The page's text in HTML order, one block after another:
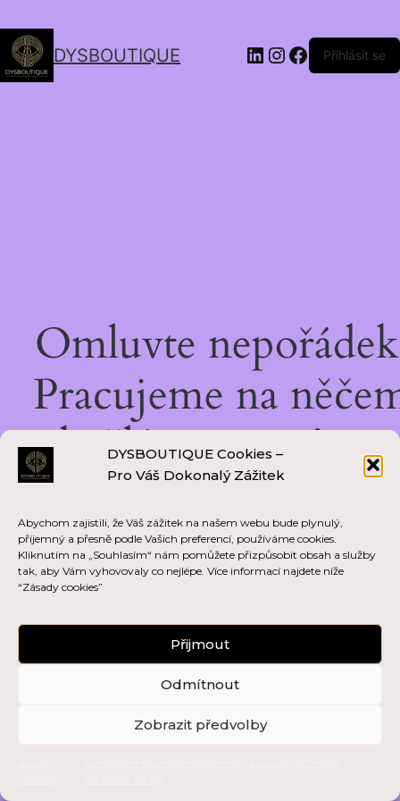
DYSBOUTIQUE Cookies –
Pro Váš Dokonalý Zážitek
Abychom zajistili, že Váš zážitek na našem webu bude plynulý,
příjemný a přesně podle Vašich preferencí, používáme cookies.
Kliknutím na „Souhlasím“ nám pomůžete přizpůsobit obsah a služby
tak, aby Vám vyhovovaly co nejlépe. Více informací najdete níže
“Zásady cookies”
Přijmout
Odmítnout
Zobrazit předvolby
DYSBOUTIQUE Přihlásit se
Omluvte
Pracujeme na
skvělém — vraťte se
brzy zpět!